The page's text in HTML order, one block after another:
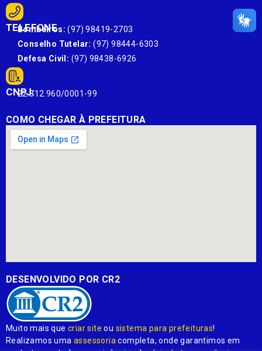
TELEFONE
Bombeiros: (97) 98419-2703
Conselho Tutelar: (97) 98444-6303
Defesa Civil: (97) 98438-6926
CNPJ:
22.812.960/0001-99
COMO CHEGAR À PREFEITURA
DESENVOLVIDO POR CR2
Muito mais quecriar site ou sistema para prefeituras!
Realizamos umaassessoria completa, onde garantimos em